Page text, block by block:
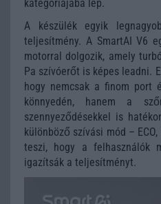
kategóriájába lép.
A készülék egyik
teljesítmény. A SmartAI V6
motorral dolgozik, amely
Pa szívóerőt is képes leadni.
hogy nemcsak a finom
könnyedén, hanem a
szennyeződésekkel is
különböző szívási mód –
teszi, hogy a felhasználók
igazítsák a teljesítményt.